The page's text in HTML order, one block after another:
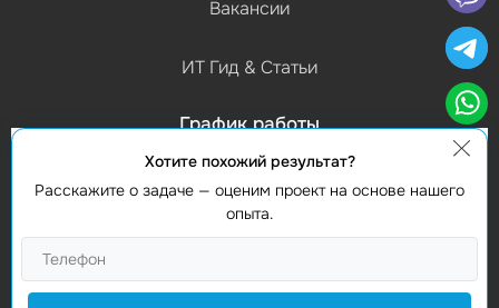
Вакансии
ИТ Гид & Статьи
График работы
(Пн-Пт) 9:00 - 18:00
Контакты
Studio Webmaster
Хотите похожий результат?
Расскажите о задаче — оценим проект на основе нашего
опыта.